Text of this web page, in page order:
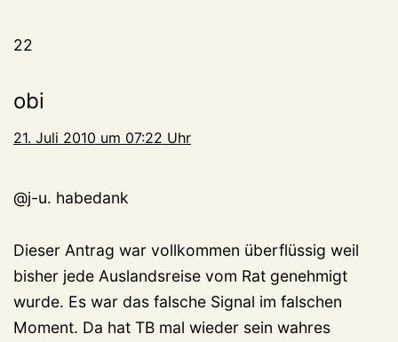
22
obi
21. Juli 2010 um 07:22 Uhr
@j-u. habedank
Dieser Antrag war vollkommen überflüssig weil
bisher jede Auslandsreise vom Rat genehmigt
wurde. Es war das falsche Signal im falschen
Moment. Da hat TB mal wieder sein wahres